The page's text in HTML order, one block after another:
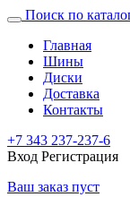
Поиск по
Главная
Шины
Диски
Доставка
Контакты
+7 343 237-237-6
Вход Регистрация
Ваш заказ пуст